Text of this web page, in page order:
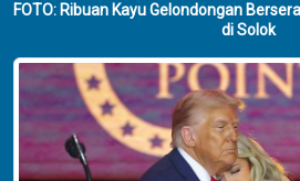
FOTO: Ribuan Kayu Gelondongan
di Solok